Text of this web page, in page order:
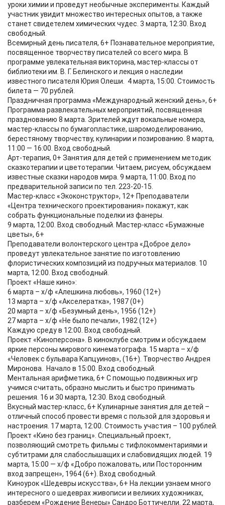
уроки химии и проведут необычные эксперименты. Каждый
участник увидит множество интересных опытов, а также
станет свидетелем химических чудес. 3 марта, 12:30. Вход
свободный.
Всемирный день писателя, 6+ Познавательное мероприятие,
посвященное творчеству писателей со всего мира. В
программе увлекательная викторина, мастер-классы от
библиотеки им. В. Г. Белинского и лекция о наследии
известного писателя Юрия Олеши. 4 марта, 15:00. Стоимость
билета — 70 рублей.
Праздничная программа «Международный женский день», 6+
Программа развлекательных мероприятий, посвященная
празднованию 8 марта. Зрителей ждут вокальные номера,
мастер-классы по бумагопластике, шаромоделированию,
берестяному творчеству, кулинарии и позированию. 8 марта,
11:00 — 16:00. Вход свободный.
Арт-терапия, 0+ Занятия для детей с применением методик
сказкотерапии и цветотерапии. Читаем, рисуем, обсуждаем
известные сказки народов мира. 9 марта, 11:00. Вход по
предварительной записи по тел. 223-20-15.
Мастер-класс «Экоконструктор», 12+ Преподаватели
«Центра технического проектирования» покажут, как
собрать функциональные поделки из фанеры.
9 марта, 12:00. Вход свободный. Мастер-класс «Бумажные
цветы», 6+
Преподаватели волонтерского центра «Доброе дело»
проведут увлекательное занятие по изготовлению
флористических композиций из подручных материалов. 10
марта, 12:00. Вход свободный.
Проект «Наше кино»:
6 марта – х/ф «Алешкина любовь», 1960 (12+)
13 марта – х/ф «Акселератка», 1987 (0+)
20 марта – х/ф «Безумный день», 1956 (12+)
27 марта – х/ф «Не было печали», 1982 (12+)
Каждую среду в 12:00. Вход свободный.
Проект «Киноперсона». В киноклубе смотрим и обсуждаем
яркие персоны мирового кинематографа. 15 марта – х/ф
«Человек с бульвара Капцуинов», (16+). Творчество Андрея
Миронова. Начало в 15:00. Вход свободный.
Ментальная арифметика, 6+ С помощью подвижных игр
учимся считать, образно мыслить и быстро принимать
решения. 16 и 30 марта, 12:30. Вход свободный.
Вкусный мастер-класс, 6+ Кулинарные занятия для детей –
отличный способ провести время с пользой для здоровья и
настроения. 17 марта, 12:00. Стоимость участия – 100 рублей.
Проект «Кино без границ». Специальный проект,
позволяющий смотреть фильмы с тифлокомментариями и
субтитрами для слабослышащих и слабовидящих людей. 19
марта, 15:00 — х/ф «Добро пожаловать, или Посторонним
вход запрещен», 1964 (6+). Вход свободный.
Киноурок «Шедевры искусства», 6+ На лекции узнаем много
интересного о шедеврах живописи и великих художниках,
разберем «Рождение Венеры» Сандро Боттичелли. 22 марта,